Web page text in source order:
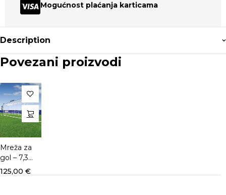
Mogućnost plaćanja karticama
Description
Povezani proizvodi
Mreža za
gol – 7,32
x 2,44 m
125,00 €